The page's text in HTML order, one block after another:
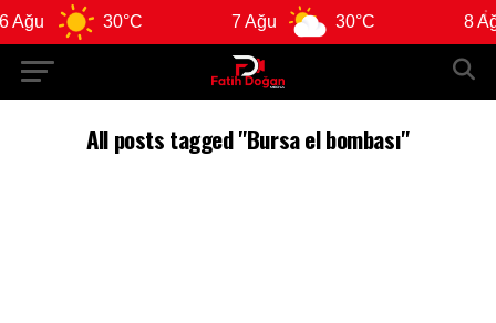
30°C 7 Ağu 30°C 8 Ağu
All posts tagged "Bursa el bombası"